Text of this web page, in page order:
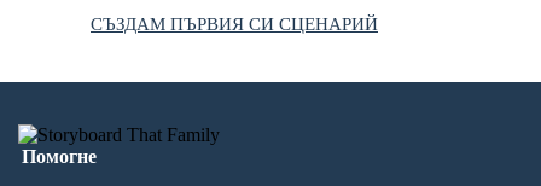
СЪЗДАМ ПЪРВИЯ СИ СЦЕНАРИЙ
Помогне